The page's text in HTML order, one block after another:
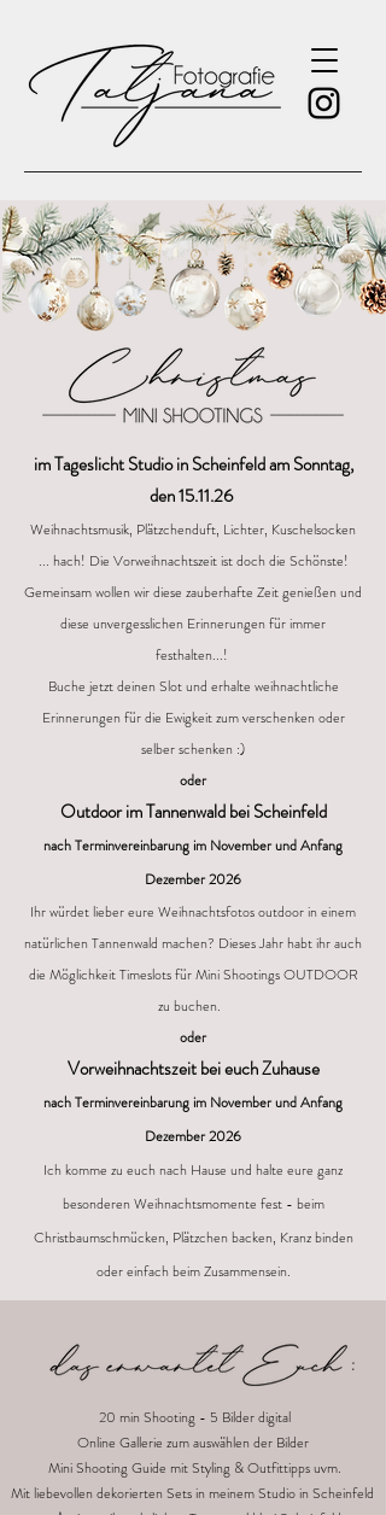
im Tageslicht Studio in Scheinfeld am Sonntag,
den 15.11.26
Weihnachtsmusik, Plätzchenduft, Lichter, Kuschelsocken
... hach! Die Vorweihnachtszeit ist doch die Schönste!
Gemeinsam wollen wir diese zauberhafte Zeit genießen und
diese unvergesslichen Erinnerungen für immer
festhalten...!
Buche jetzt deinen Slot und erhalte weihnachtliche
Erinnerungen für die Ewigkeit zum verschenken oder
selber schenken :)
oder
Outdoor im Tannenwald bei Scheinfeld
nach Terminvereinbarung im November und Anfang
Dezember 2026
Ihr würdet lieber eure Weihnachtsfotos outdoor in einem
natürlichen Tannenwald machen? Dieses Jahr habt ihr auch
die Möglichkeit Timeslots für Mini Shootings OUTDOOR
zu buchen.
oder
Vorweihnachtszeit bei euchZuhause
nach Terminvereinbarung im November und Anfang
Dezember 2026
Ich komme zu euch nach Hause und halte eure ganz
besonderen Weihnachtsmomente fest - beim
Christbaumschmücken, Plätzchen backen, Kranz binden
oder einfach beim Zusammensein.
20 min Shooting - 5 Bilder digital
Online Gallerie zum auswählen der Bilder
Mini Shooting Guide mit Styling & Outfittipps uvm.
Mit liebevollen dekorierten Sets in meinem Studio in Scheinfeld